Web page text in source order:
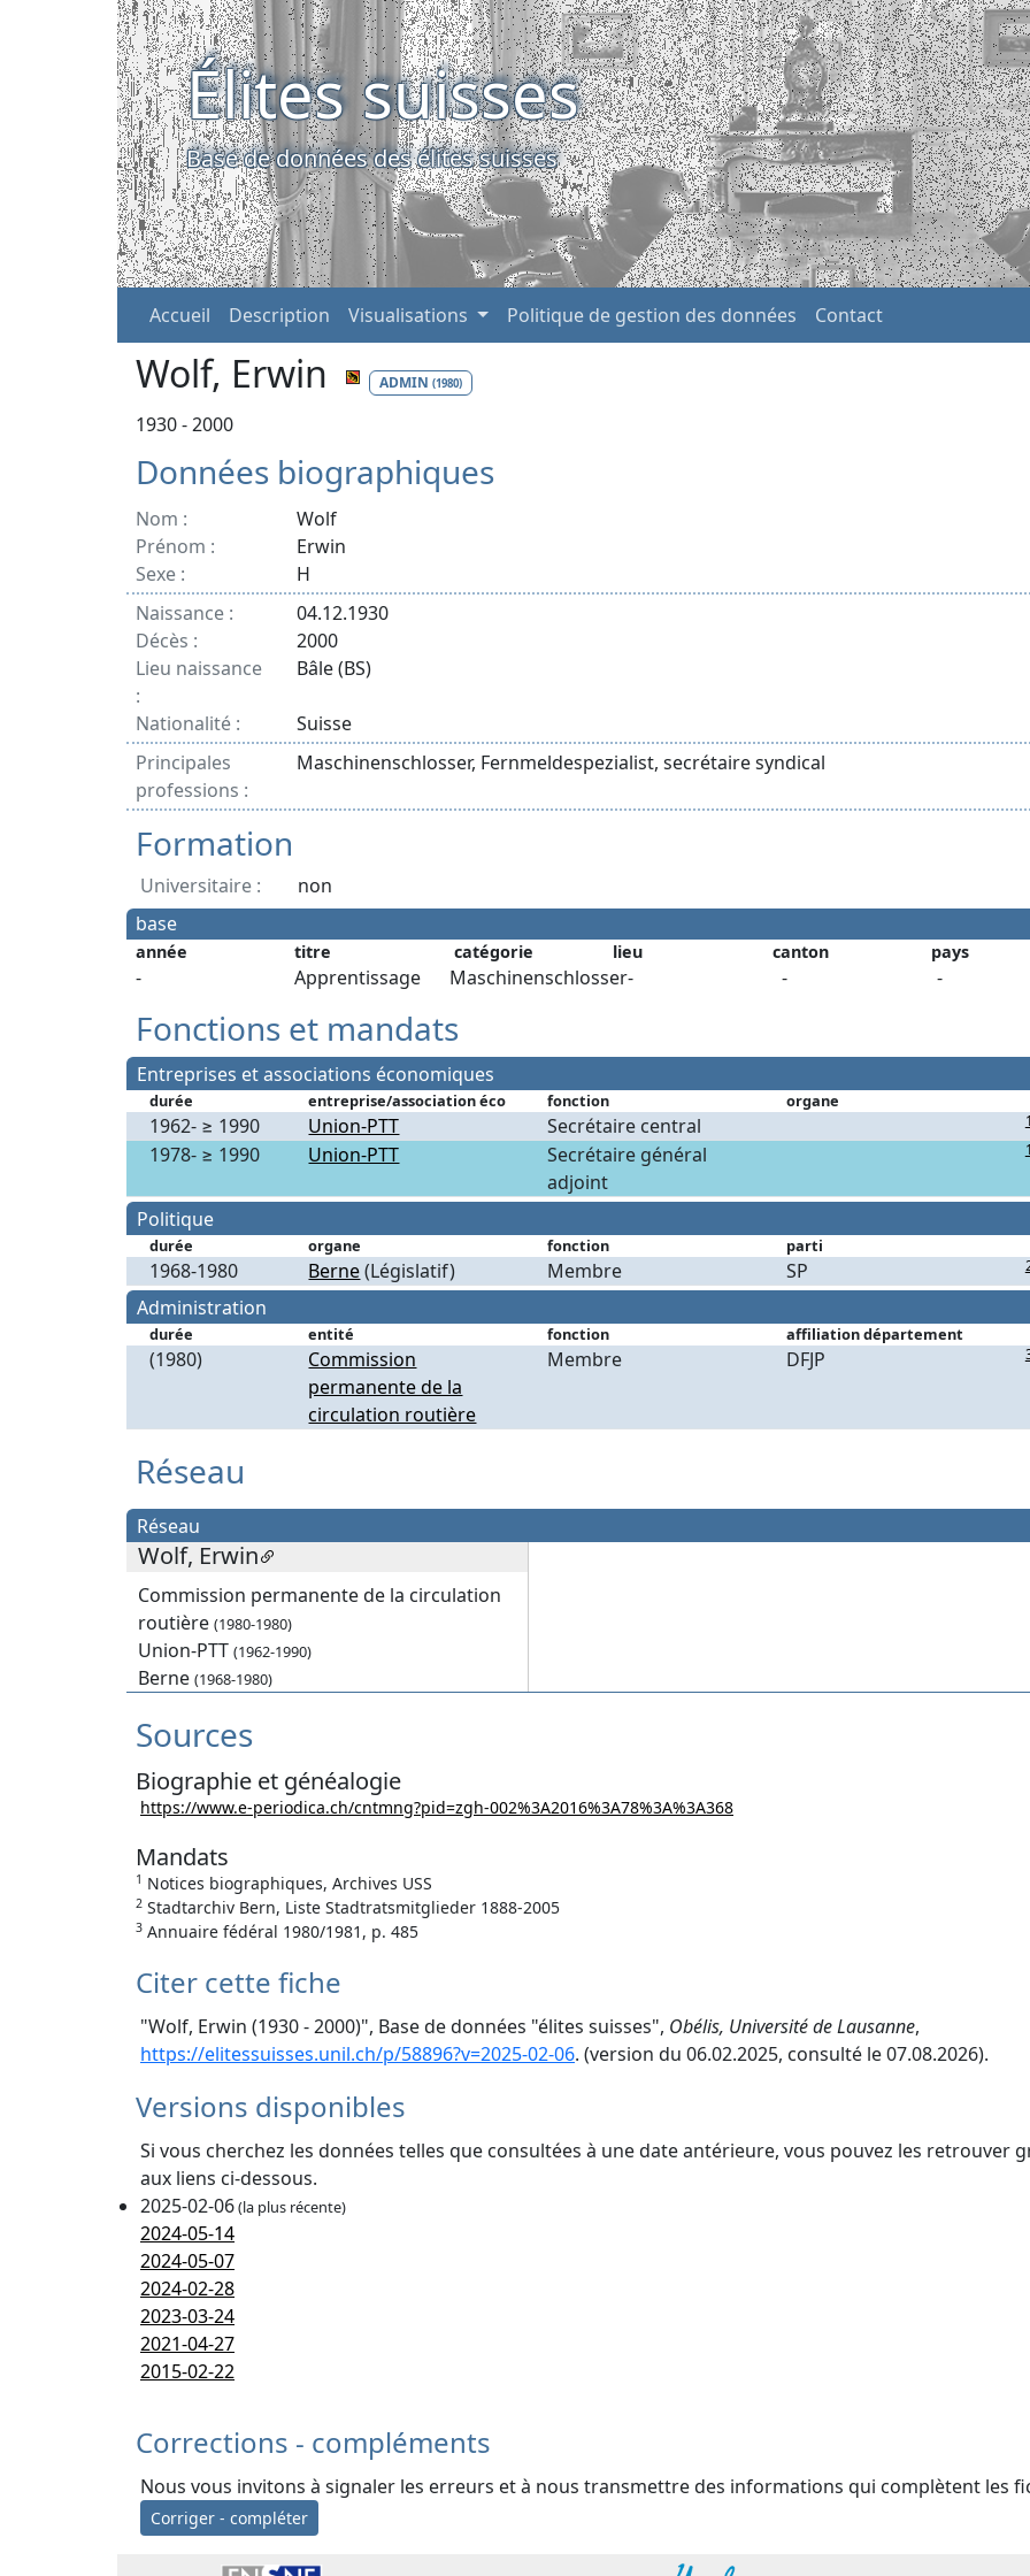
Élites suisses
Base de données des élites suisses
Accueil Description Visualisations Politique de gestion des données Contact
Wolf, Erwin ADMIN (1980)
1930 - 2000
Données biographiques
Nom :
Wolf
Prénom :
Erwin
Sexe :
H
Naissance :
04.12.1930
Décès :
2000
Lieu naissance
:
Bâle (BS)
Nationalité :
Suisse
Principales
professions :
Maschinenschlosser, Fernmeldespezialist, secrétaire syndical
Formation
Universitaire :
non
base
année titre catégorie lieu canton pays
- Apprentissage Maschinenschlosser- - -
Fonctions et mandats
Entreprises et associations économiques
durée entreprise/association éco fonction organe
1962- ≥ 1990 Union-PTT Secrétaire central 1
1978- ≥ 1990 Union-PTT
Secrétaire général
adjoint
1
Politique
durée organe fonction parti
1968-1980 Berne(Législatif) Membre SP
Administration
durée entité fonction affiliation département
(1980)
Commission
permanente de la
circulation routière
Membre DFJP
Réseau
Réseau
Wolf, Erwin
Commission permanente de la circulation
routière (1980-1980)
Union-PTT (1962-1990)
Berne (1968-1980)
Sources
Biographie et généalogie
https://www.e-periodica.ch/cntmng?pid=zgh-002%3A2016%3A78%3A%3A368
Mandats
1 Notices biographiques, Archives USS
2 Stadtarchiv Bern, Liste Stadtratsmitglieder 1888-2005
3 Annuaire fédéral 1980/1981, p. 485
Citer cette fiche
"Wolf, Erwin (1930 - 2000)", Base de données "élites suisses", Obélis, Université de Lausanne,
https://elitessuisses.unil.ch/p/58896?v=2025-02-06. (version du 06.02.2025, consulté le 07.08.2026).
Versions disponibles
Si vous cherchez les données telles que consultées à une date antérieure, vous pouvez les retrouver
aux liens ci-dessous.
2025-02-06(la plus récente)
2024-05-14
2024-05-07
2024-02-28
2023-03-24
2021-04-27
2015-02-22
Corrections - compléments
Nous vous invitons à signaler les erreurs et à nous transmettre des informations qui complètent les
Corriger - compléter